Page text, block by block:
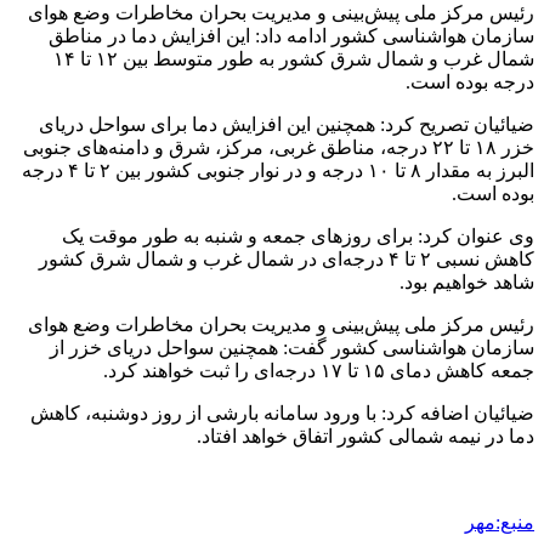
رئیس مرکز ملی پیش‌بینی و مدیریت بحران مخاطرات وضع هوای
سازمان هواشناسی کشور ادامه داد: این افزایش دما در مناطق
شمال غرب و شمال شرق کشور به طور متوسط بین ۱۲ تا ۱۴
درجه بوده است.
ضیائیان تصریح کرد: همچنین این افزایش دما برای سواحل دریای
خزر ۱۸ تا ۲۲ درجه، مناطق غربی، مرکز، شرق و دامنه‌های جنوبی
البرز به مقدار ۸ تا ۱۰ درجه و در نوار جنوبی کشور بین ۲ تا ۴ درجه
بوده است.
وی عنوان کرد: برای روزهای جمعه و شنبه به طور موقت یک
کاهش نسبی ۲ تا ۴ درجه‌ای در شمال غرب و شمال شرق کشور
شاهد خواهیم بود.
رئیس مرکز ملی پیش‌بینی و مدیریت بحران مخاطرات وضع هوای
سازمان هواشناسی کشور گفت: همچنین سواحل دریای خزر از
جمعه کاهش دمای ۱۵ تا ۱۷ درجه‌ای را ثبت خواهند کرد.
ضیائیان اضافه کرد: با ورود سامانه بارشی از روز دوشنبه، کاهش
دما در نیمه شمالی کشور اتفاق خواهد افتاد.
منبع:مهر